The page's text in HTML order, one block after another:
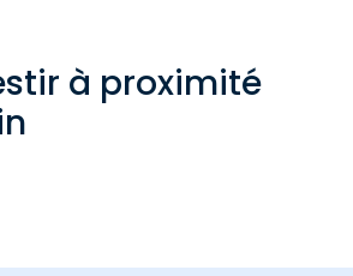
à proximité